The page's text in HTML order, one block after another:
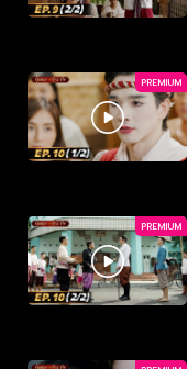
PREMIUM
PREMIUM